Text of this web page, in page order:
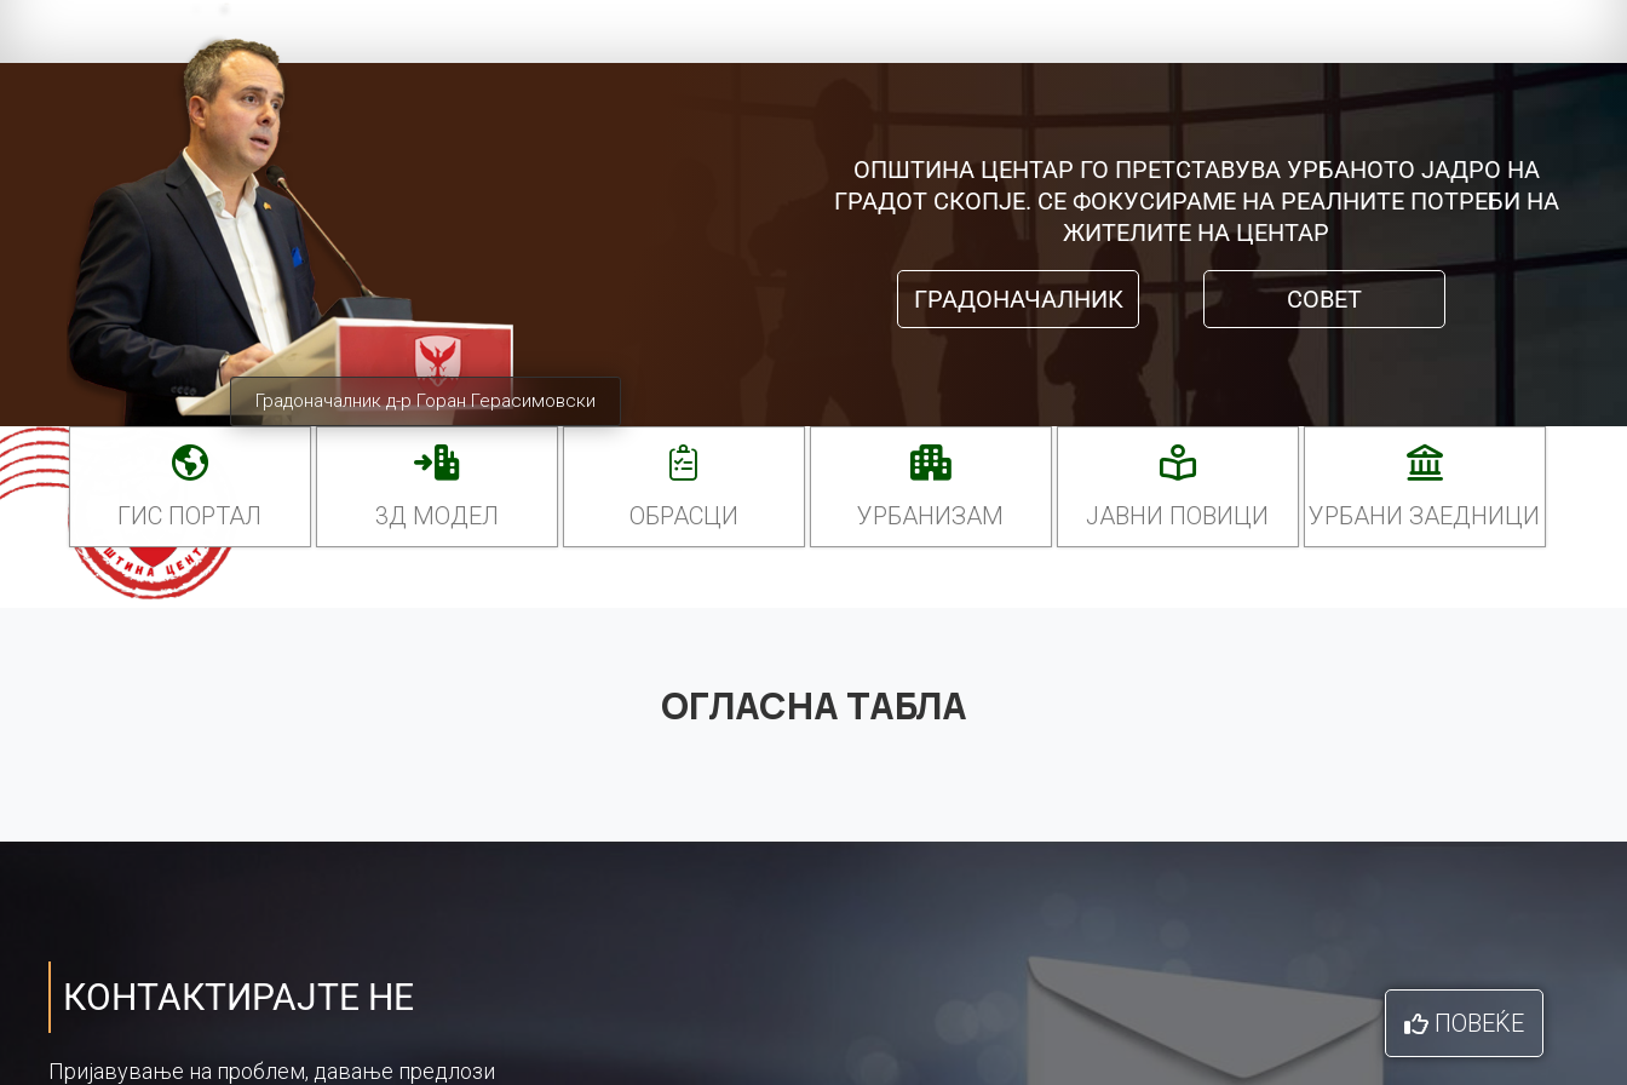
Градоначалник д-р Горан Герасимовски
ОПШТИНА ЦЕНТАР ГО ПРЕТСТАВУВА УРБАНОТО ЈАДРО НА
ГРАДОТ СКОПЈЕ. СЕ ФОКУСИРАМЕ НА РЕАЛНИТЕ ПОТРЕБИ НА
ЖИТЕЛИТЕ НА ЦЕНТАР
ГРАДОНАЧАЛНИК СОВЕТ
ГИС ПОРТАЛ 3Д МОДЕЛ ОБРАСЦИ УРБАНИЗАМ ЈАВНИ ПОВИЦИ УРБАНИ ЗАЕДНИЦИ
ОГЛАСНА ТАБЛА
КОНТАКТИРАЈТЕ НЕ
Пријавување на проблем, давање предлози
ПОВЕЌЕ